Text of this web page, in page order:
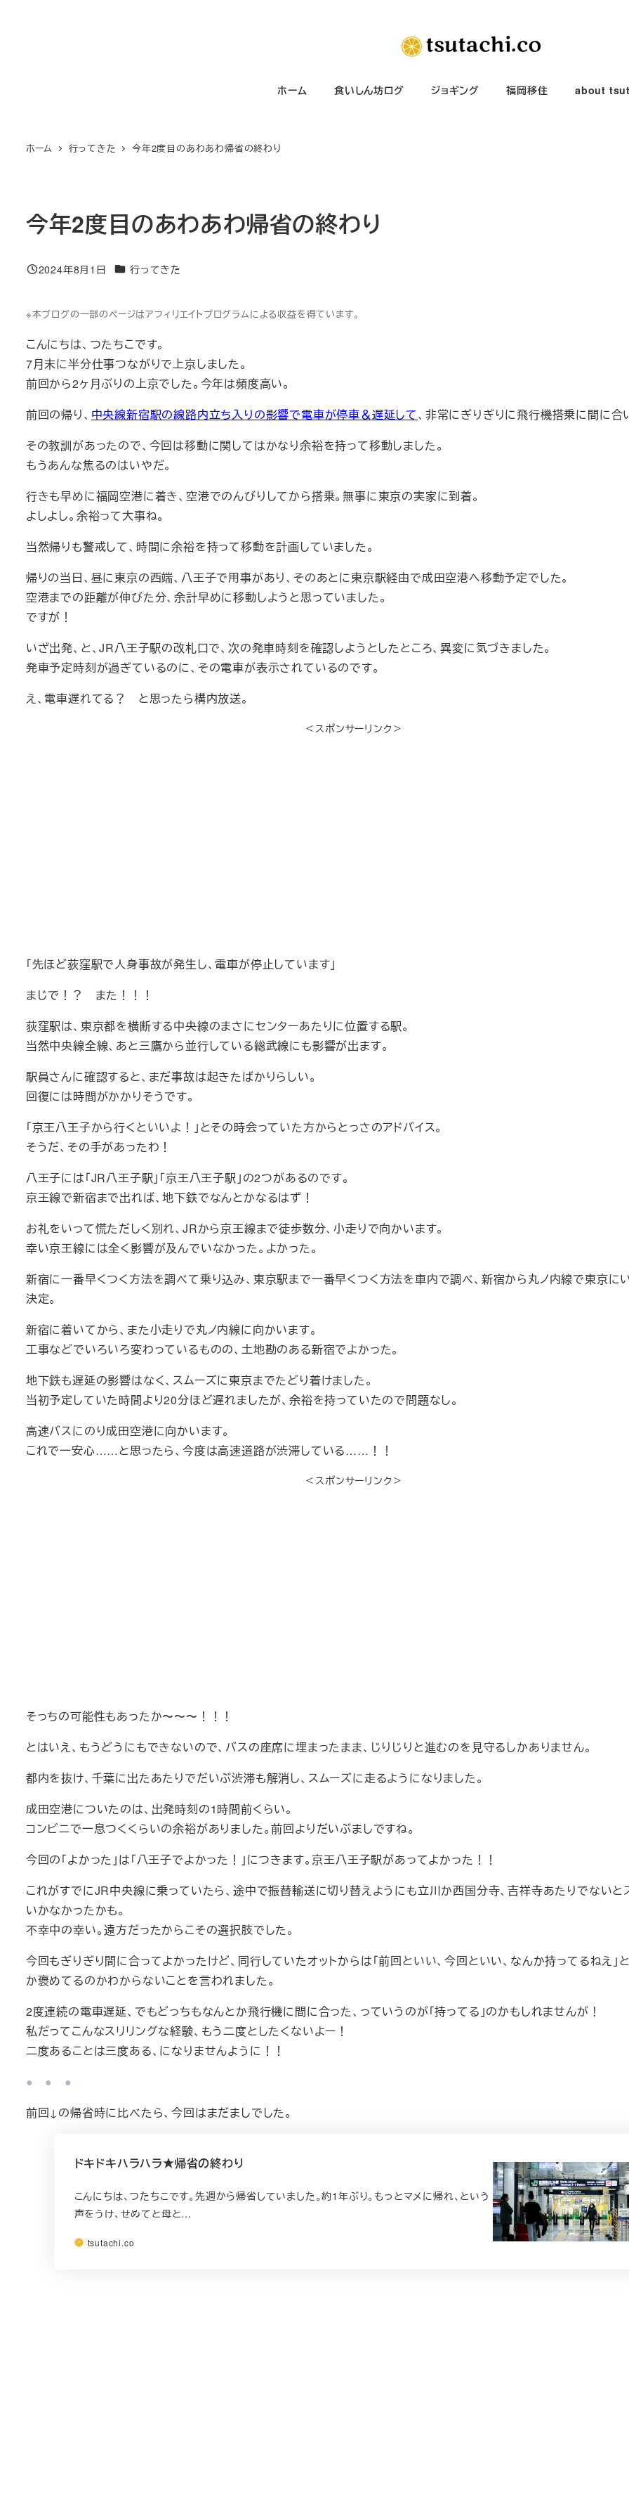
ホーム 食いしん坊ログ ジョギング 福岡移住 about
ホーム 行ってきた 今年2度目のあわあわ帰省の終わり
今年2度目のあわあわ帰省の終わり
投稿日
2024年8月1日 カテゴリー
行ってきた
※本ブログの一部のページはアフィリエイトプログラムによる収益を得ています。
こんにちは、つたちこです。
7月末に半分仕事つながりで上京しました。
前回から2ヶ月ぶりの上京でした。今年は頻度高い。
前回の帰り、 中央線新宿駅の線路内立ち入りの影響で電車が停車＆遅延して、非常にぎりぎりに飛行機搭乗に間に合
その教訓があったので、今回は移動に関してはかなり余裕を持って移動しました。
もうあんな焦るのはいやだ。
行きも早めに福岡空港に着き、空港でのんびりしてから搭乗。無事に東京の実家に到着。
よしよし。余裕って大事ね。
当然帰りも警戒して、時間に余裕を持って移動を計画していました。
帰りの当日、昼に東京の西端、八王子で用事があり、そのあとに東京駅経由で成田空港へ移動予定でした。
空港までの距離が伸びた分、余計早めに移動しようと思っていました。
ですが！
いざ出発、と、JR八王子駅の改札口で、次の発車時刻を確認しようとしたところ、異変に気づきました。
発車予定時刻が過ぎているのに、その電車が表示されているのです。
え、電車遅れてる？ と思ったら構内放送。
＜スポンサーリンク＞
「先ほど荻窪駅で人身事故が発生し、電車が停止しています」
まじで！？ また！！！
荻窪駅は、東京都を横断する中央線のまさにセンターあたりに位置する駅。
当然中央線全線、あと三鷹から並行している総武線にも影響が出ます。
駅員さんに確認すると、まだ事故は起きたばかりらしい。
回復には時間がかかりそうです。
「京王八王子から行くといいよ！」とその時会っていた方からとっさのアドバイス。
そうだ、その手があったわ！
八王子には「JR八王子駅」「京王八王子駅」の2つがあるのです。
京王線で新宿まで出れば、地下鉄でなんとかなるはず！
お礼をいって慌ただしく別れ、JRから京王線まで徒歩数分、小走りで向かいます。
幸い京王線には全く影響が及んでいなかった。よかった。
新宿に一番早くつく方法を調べて乗り込み、東京駅まで一番早くつく方法を車内で調べ、新宿から丸ノ内線で東京に
決定。
新宿に着いてから、また小走りで丸ノ内線に向かいます。
工事などでいろいろ変わっているものの、土地勘のある新宿でよかった。
地下鉄も遅延の影響はなく、スムーズに東京までたどり着けました。
当初予定していた時間より20分ほど遅れましたが、余裕を持っていたので問題なし。
高速バスにのり成田空港に向かいます。
これで一安心……と思ったら、今度は高速道路が渋滞している……！！
＜スポンサーリンク＞
そっちの可能性もあったか〜〜〜！！！
とはいえ、もうどうにもできないので、バスの座席に埋まったまま、じりじりと進むのを見守るしかありません。
都内を抜け、千葉に出たあたりでだいぶ渋滞も解消し、スムーズに走るようになりました。
成田空港についたのは、出発時刻の1時間前くらい。
コンビニで一息つくくらいの余裕がありました。前回よりだいぶましですね。
今回の「よかった」は「八王子でよかった！」につきます。京王八王子駅があってよかった！！
これがすでにJR中央線に乗っていたら、途中で振替輸送に切り替えようにも立川か西国分寺、吉祥寺あたりでないと
いかなかったかも。
不幸中の幸い。遠方だったからこその選択肢でした。
今回もぎりぎり間に合ってよかったけど、同行していたオットからは「前回といい、今回といい、なんか持ってるねえ」
か褒めてるのかわからないことを言われました。
2度連続の電車遅延、でもどっちもなんとか飛行機に間に合った、っていうのが「持ってる」のかもしれませんが！
私だってこんなスリリングな経験、もう二度としたくないよー！
二度あることは三度ある、になりませんように！！
● ● ●
前回↓の帰省時に比べたら、今回はまだましでした。
ドキドキハラハラ★帰省の終わり
こんにちは、つたちこです。先週から帰省していました。約1年ぶり。もっとマメに帰れ、という
声をうけ、せめてと母と…
tsutachi.co